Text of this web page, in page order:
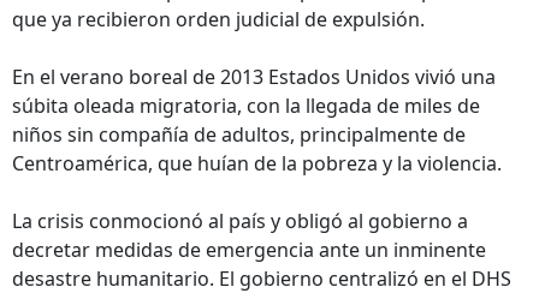
que ya recibieron orden judicial de expulsión.
En el verano boreal de 2013 Estados Unidos vivió una
súbita oleada migratoria, con la llegada de miles de
niños sin compañía de adultos, principalmente de
Centroamérica, que huían de la pobreza y la violencia.
La crisis conmocionó al país y obligó al gobierno a
decretar medidas de emergencia ante un inminente
desastre humanitario. El gobierno centralizó en el DHS